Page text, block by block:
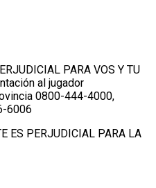
PARA VOS Y TU
al jugador
0800-444-4000,
6006
ES PERJUDICIAL PARA LA